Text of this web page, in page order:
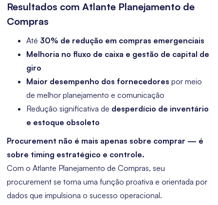
Resultados com Atlante Planejamento de
Compras
Até 30% de redução em compras emergenciais
Melhoria no fluxo de caixa e gestão de capital de
giro
Maior desempenho dos fornecedores por meio
de melhor planejamento e comunicação
Redução significativa de desperdício de inventário
e estoque obsoleto
Procurement não é mais apenas sobre comprar — é
sobre timing estratégico e controle.
Com o Atlante Planejamento de Compras, seu
procurement se torna uma função proativa e orientada por
dados que impulsiona o sucesso operacional.